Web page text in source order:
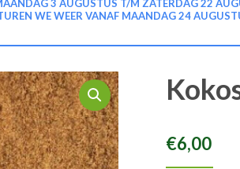
3 AUGUSTUS T/M ZATERDAG 22
WE WEER VANAF MAANDAG 24
€6,00